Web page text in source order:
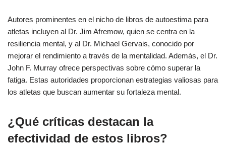
Autores prominentes en el nicho de libros de autoestima para
atletas incluyen al Dr. Jim Afremow, quien se centra en la
resiliencia mental, y al Dr. Michael Gervais, conocido por
mejorar el rendimiento a través de la mentalidad. Además, el Dr.
John F. Murray ofrece perspectivas sobre cómo superar la
fatiga. Estas autoridades proporcionan estrategias valiosas para
los atletas que buscan aumentar su fortaleza mental.
¿Qué críticas destacan la
efectividad de estos libros?